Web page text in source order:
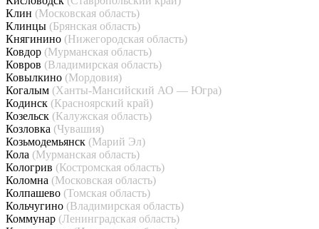
Клин (Московская область)
Клинцы (Брянская область)
Княгинино (Нижегородская область)
Ковдор (Мурманская область)
Ковров (Владимирская область)
Ковылкино (Мордовия)
Когалым (Ханты-Мансийский АО — Югра)
Кодинск (Красноярский край)
Козельск (Калужская область)
Козловка (Чувашия)
Козьмодемьянск (Марий Эл)
Кола (Мурманская область)
Кологрив (Костромская область)
Коломна (Московская область)
Колпашево (Томская область)
Кольчугино (Владимирская область)
Коммунар (Ленинградская область)